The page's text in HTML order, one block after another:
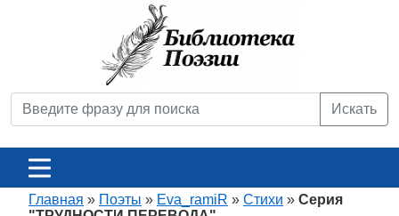
Искать
Главная » Поэты » Eva_ramiR » Стихи » Серия